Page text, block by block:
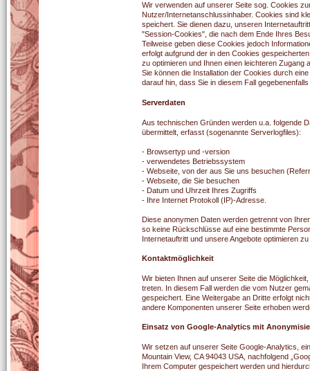
Wir verwenden auf unserer Seite sog. Cookies
Nutzer/Internetanschlussinhaber. Cookies sind
speichert. Sie dienen dazu, unseren
"Session-Cookies", die nach dem Ende Ihres
Teilweise geben diese Cookies jedoch
erfolgt aufgrund der in den Cookies
zu optimieren und Ihnen einen leichteren Zugang
Sie können die Installation der Cookies durch
darauf hin, dass Sie in diesem Fall
Serverdaten
Aus technischen Gründen werden u.a. folgende
übermittelt, erfasst (sogenannte Serverlogfiles):
- Browsertyp und -version
- verwendetes Betriebssystem
- Webseite, von der aus Sie uns besuchen
- Webseite, die Sie besuchen
- Datum und Uhrzeit Ihres Zugriffs
- Ihre Internet Protokoll (IP)-Adresse.
Diese anonymen Daten werden getrennt von
so keine Rückschlüsse auf eine bestimmte
Internetauftritt und unsere Angebote optimieren
Kontaktmöglichkeit
Wir bieten Ihnen auf unserer Seite die
treten. In diesem Fall werden die vom Nutzer
gespeichert. Eine Weitergabe an Dritte erfolgt
andere Komponenten unserer Seite erhoben
Einsatz von Google-Analytics mit
Wir setzen auf unserer Seite Google-Analytics,
Mountain View, CA 94043 USA, nachfolgend
Ihrem Computer gespeichert werden und